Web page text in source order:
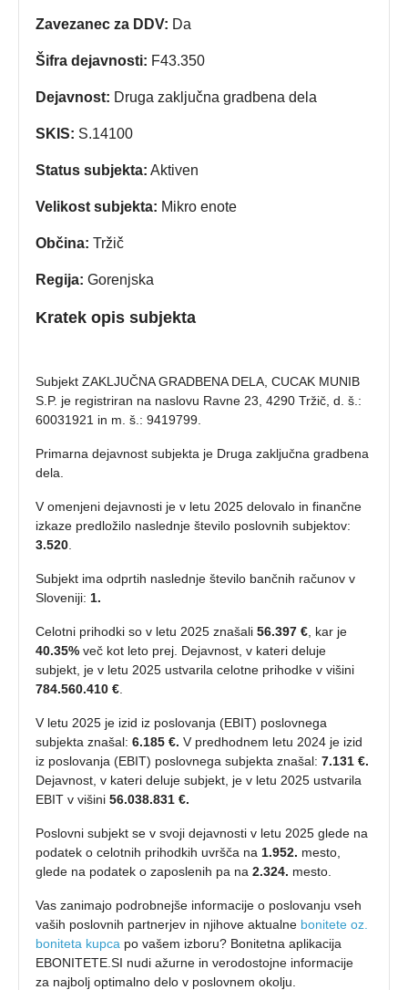
Zavezanec za DDV: Da
Šifra dejavnosti: F43.350
Dejavnost: Druga zaključna gradbena dela
SKIS: S.14100
Status subjekta: Aktiven
Velikost subjekta: Mikro enote
Občina: Tržič
Regija: Gorenjska
Kratek opis subjekta
Subjekt ZAKLJUČNA GRADBENA DELA, CUCAK MUNIB
S.P. je registriran na naslovu Ravne 23, 4290 Tržič, d. š.:
60031921 in m. š.: 9419799.
Primarna dejavnost subjekta je Druga zaključna gradbena
dela.
V omenjeni dejavnosti je v letu 2025 delovalo in finančne
izkaze predložilo naslednje število poslovnih subjektov:
3.520
Subjekt ima odprtih naslednje število bančnih računov v
Sloveniji: 1.
Celotni prihodki so v letu 2025 znašali 56.397 € , kar je
40.35% več kot leto prej. Dejavnost, v kateri deluje
subjekt, je v letu 2025 ustvarila celotne prihodke v višini
784.560.410 €
V letu 2025 je izid iz poslovanja (EBIT) poslovnega
subjekta znašal: 6.185 €. V predhodnem letu 2024 je izid
iz poslovanja (EBIT) poslovnega subjekta znašal: 7.131 €.
Dejavnost, v kateri deluje subjekt, je v letu 2025 ustvarila
EBIT v višini 56.038.831 €.
Poslovni subjekt se v svoji dejavnosti v letu 2025 glede na
podatek o celotnih prihodkih uvršča na 1.952. mesto,
glede na podatek o zaposlenih pa na 2.324. mesto.
Vas zanimajo podrobnejše informacije o poslovanju vseh
vaših poslovnih partnerjev in njihove aktualne bonitete oz.
boniteta kupca po vašem izboru? Bonitetna aplikacija
EBONITETE.SI nudi ažurne in verodostojne informacije
za najbolj optimalno delo v poslovnem okolju.